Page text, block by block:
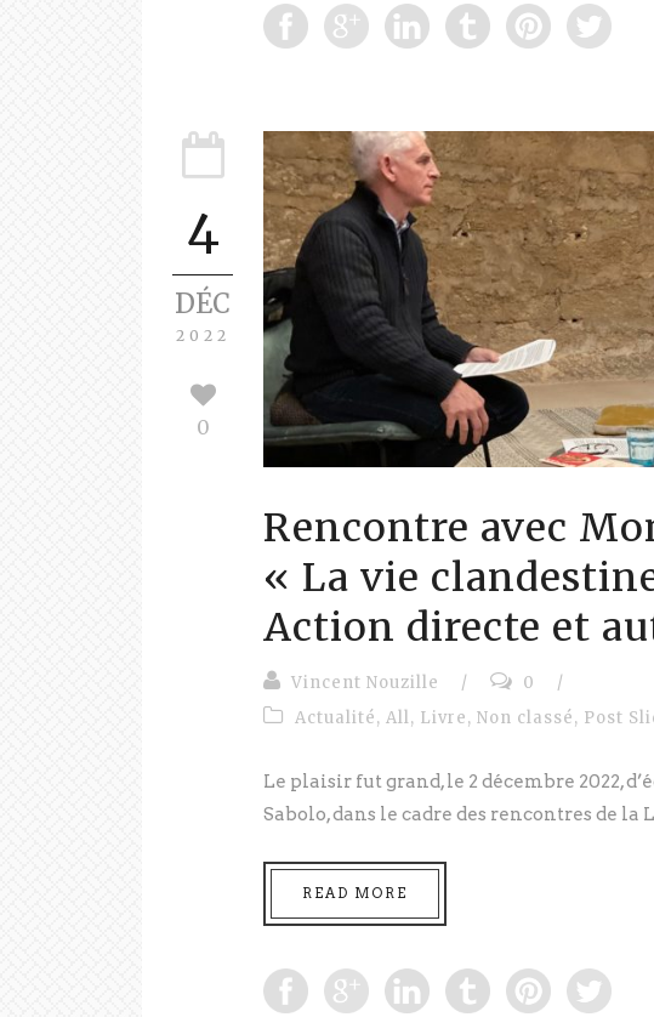
4
DÉC
2022
0
Rencontre avec
« La vie
Action directe et
Vincent Nouzille / 0
/
Actualité, All, Livre, Non classé, Post
Le plaisir fut grand, le 2 décembre 2022,
Sabolo, dans le cadre des rencontres de la
READ MORE